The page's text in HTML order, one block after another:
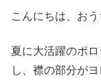
こんにちは、お
夏に大活躍のポ
し、襟の部分が